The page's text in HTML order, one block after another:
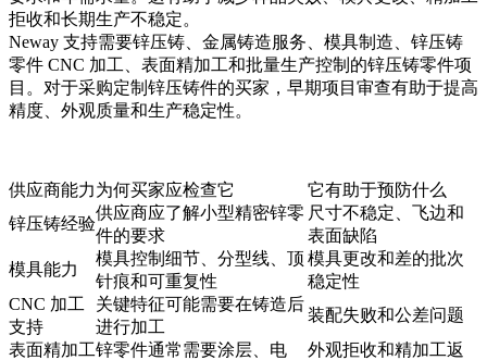
拒收和长期生产不稳定。
Neway 支持需要锌压铸 金属铸造服务 、模具制造、锌压铸
零件 CNC 加工、表面精加工和批量生产控制的锌压铸零件项
目。对于采购定制锌压铸件的买家，早期项目审查有助于提高
精度、外观质量和生产稳定性。
供应商能力为何买家应检查它
它有助于预防什么
锌压铸经验
供应商应了解小型精密锌零
件的要求
尺寸不稳定、飞边和
表面缺陷
模具能力
模具控制细节、分型线、顶
针痕和可重复性
模具更改和差的批次
稳定性
CNC 加工
支持
关键特征可能需要在铸造后
进行加工
装配失败和公差问题
表面精加工锌零件通常需要涂层、电
外观拒收和精加工返